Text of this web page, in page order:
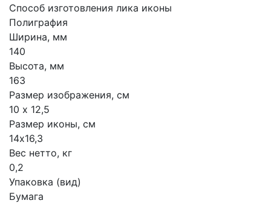
Способ изготовления лика иконы
Полиграфия
Ширина, мм
140
Высота, мм
163
Размер изображения, см
10 х 12,5
Размер иконы, см
14х16,3
Вес нетто, кг
0,2
Упаковка (вид)
Бумага